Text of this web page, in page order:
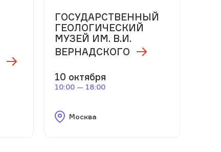
ГОСУДАРСТВЕННЫЙ
ГЕОЛОГИЧЕСКИЙ
МУЗЕЙ ИМ. В.И.
ВЕРНАДСКОГО
10 октября
10:00 — 18:00
Москва